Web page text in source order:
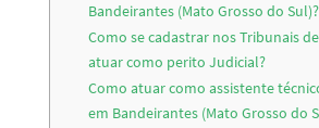
Bandeirantes (Mato Grosso do Sul)?
Como se cadastrar nos Tribunais
atuar como perito Judicial?
Como atuar como assistente
em Bandeirantes (Mato Grosso do